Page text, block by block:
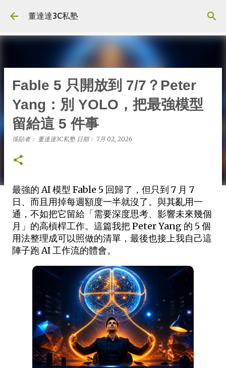
董達達3C私塾
Fable 5 只開放到 7/7？Peter
Yang：別 YOLO，把最強模型
留給這 5 件事
張貼者： 董達達3C私塾 日期： 7月 02, 2026
最強的 AI 模型 Fable 5 回歸了，但只到 7 月 7
日、而且用掉每週額度一半就沒了。與其亂用一
通，不如把它留給「需要深度思考、影響未來幾個
月」的高槓桿工作。這篇我把 Peter Yang 的 5 個
用法整理成可以照做的清單，最後也接上我自己這
陣子跑 AI 工作流的體會。